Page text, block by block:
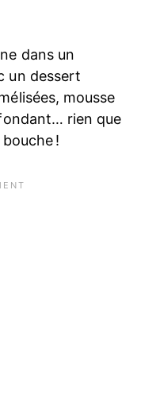
dans un
un dessert
mousse
rien que
bouche !